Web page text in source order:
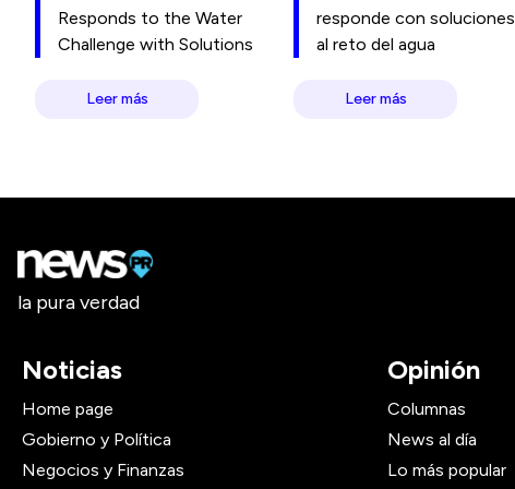
Responds to the Water
Challenge with Solutions
Leer más
responde con soluciones
al reto del agua
Leer más
la pura verdad
Noticias
Home page
Gobierno y Política
Negocios y Finanzas
Opinión
Columnas
News al día
Lo más popular